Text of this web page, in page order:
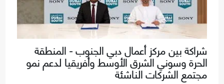
شراكة بين مركز أعمال دبي الجنوب - المنطقة
الحرة وسوني الشرق الأوسط وأفريقيا لدعم نمو
مجتمع الشركات الناشئة